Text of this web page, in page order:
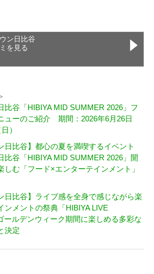
ン日比谷
を見る
比谷「HIBIYA MID SUMMER 2026」フ
ューのご紹介 期間：2026年6月26日
）
日比谷】都心の夏を満喫するイベント
比谷「HIBIYA MID SUMMER 2026」開
む「フード×エンターテインメント」
日比谷】ライブ感を全身で感じながら楽
ンメントの祭典「HIBIYA LIVE
ールデンウィーク期間に楽しめる多彩な
決定